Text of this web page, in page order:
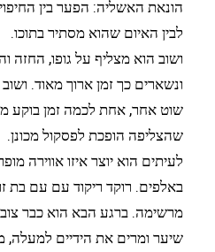
הונאת האשליה: הפער בין
לבין האיום שהוא מסתיר בתוכו.
ושוב הוא מצליף על גופו, החזה
ונשארים כך זמן ארוך מאוד.
שוט אחר, אחת לכמה זמן בוקע
שהצליפה הופכת לפסקול מכונן.
לעיתים הוא יוצר איזו אווירה
באלפים. רוקד ריקוד עם עם בת
מרשימה. ברגע הבא הוא כבר
שיער ומרים את הידיים